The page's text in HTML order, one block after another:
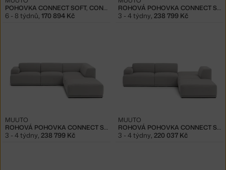
POHOVKA CONNECT SOFT, CONF. 3, CLAY 12
6 - 8 týdnů, 170 894 Kč
ROHOVÁ POHOVKA CONNECT SOFT, CONF. 1, CLAY 12
3 - 4 týdny, 238 799 Kč
ROHOVÁ POHOVKA CONNECT SOFT, CONF. 2, CLAY 12
MUUTO
3 - 4 týdny 238 799 Kč
ROHOVÁ POHOVKA CONNECT SOFT, CONF. 3, CLAY 12
MUUTO
3 - 4 týdny 220 037 Kč